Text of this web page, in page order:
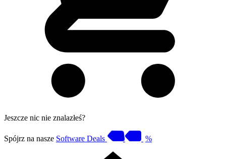
Jeszcze nic nie znalazłeś?
Spójrz na nasze Software Deals %